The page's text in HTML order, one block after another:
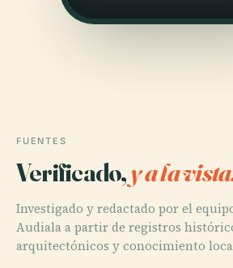
FUENTES
Verificado,y a la
Investigado y redactado por el
Audiala a partir de registros
arquitectónicos y conocimiento